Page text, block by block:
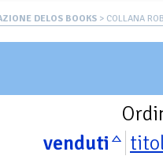
DELOS BOOKS > COLLANA
venduti